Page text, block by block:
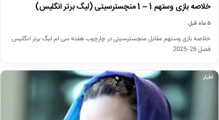
خلاصه بازی وستهم 1 – 1 منچسترسیتی (لیگ برتر انگلیس)
۵ ماه قبل
خلاصه بازی وستهم مقابل منچسترسیتی در چارچوب هفته سی ام لیگ برتر انگلیس
فصل 26-2025
اخبار